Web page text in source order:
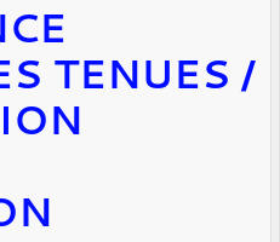
TENUES /